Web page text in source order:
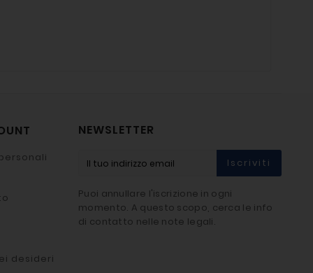
desideri
NEWSLETTER
Iscriviti
Puoi annullare l'iscrizione in ogni
momento. A questo scopo, cerca le info
di contatto nelle note legali.